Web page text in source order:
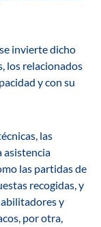
invierte dicho
los relacionados
y con su
las
asistencia
las partidas de
recogidas, y
y
por otra,